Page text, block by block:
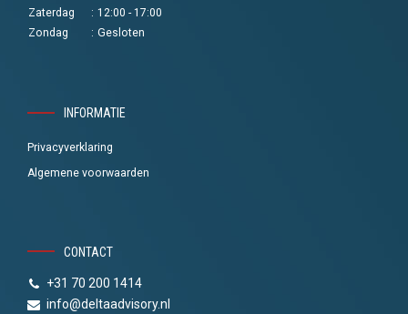
Zaterdag
: 12:00 - 17:00
Zondag
: Gesloten
INFORMATIE
Privacyverklaring
Algemene voorwaarden
CONTACT
+31 70 200 1414
info@deltaadvisory.nl